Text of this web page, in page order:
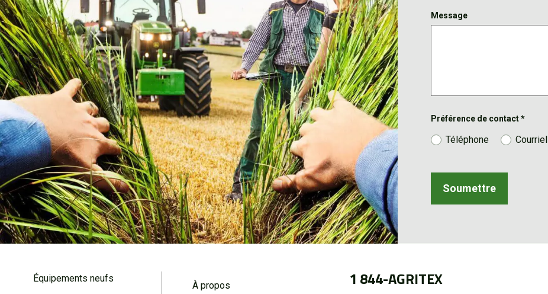
Message
Préférence de contact*
Téléphone Courriel
Équipements neufs
À propos 1 844-AGRITEX